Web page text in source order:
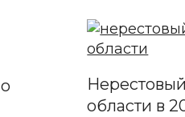
области в